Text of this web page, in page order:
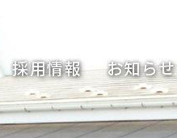
採用情報 お知らせ